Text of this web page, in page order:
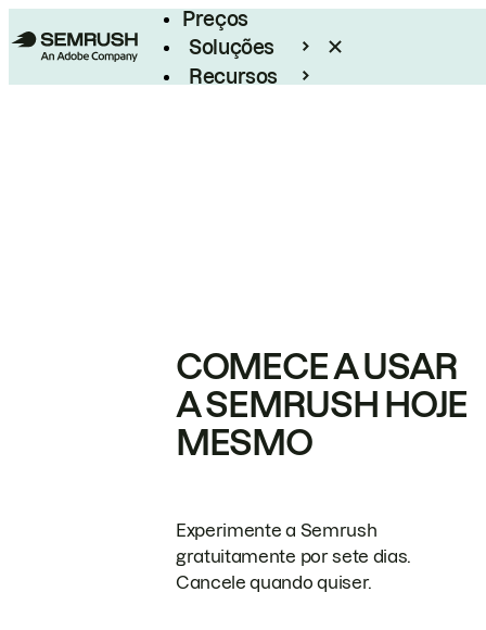
Preços
Soluções
Recursos
COMECE A USAR
A SEMRUSH HOJE
MESMO
Experimente a Semrush
gratuitamente por sete dias.
Cancele quando quiser.